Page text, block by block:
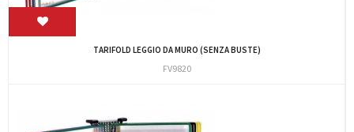
TARIFOLD LEGGIO DA MURO (SENZA BUSTE)
FV9820